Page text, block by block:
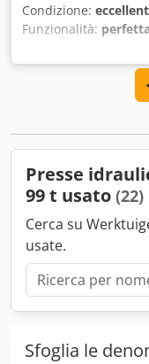
Condizione:
Funzionalità:
mm, lunghezza del
Omera modello
Sz I He Ai Ejck Piano
Presse
99 t usato (22)
Cerca su
usate.
Sfoglia le